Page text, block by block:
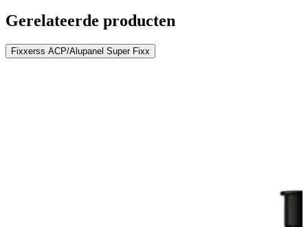
Gerelateerde producten
Fixxerss ACP/Alupanel Super Fixx